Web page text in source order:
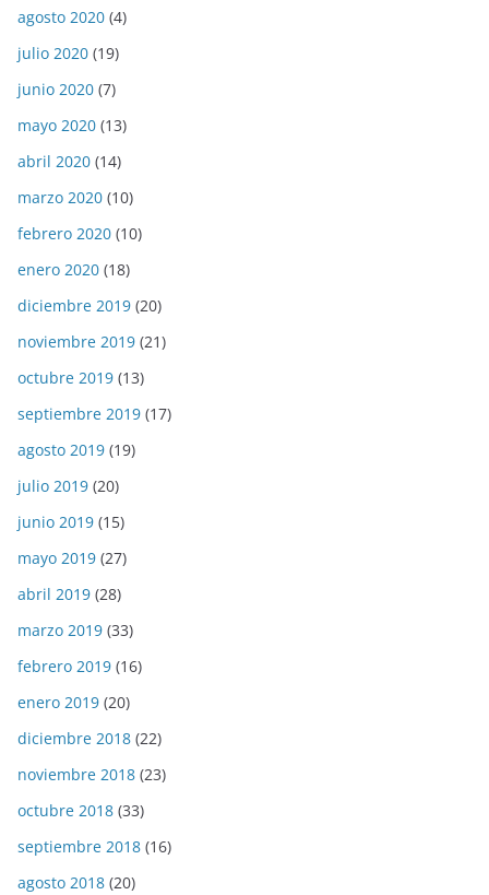
agosto 2020 (4)
julio 2020 (19)
junio 2020 (7)
mayo 2020 (13)
abril 2020 (14)
marzo 2020 (10)
febrero 2020 (10)
enero 2020 (18)
diciembre 2019 (20)
noviembre 2019 (21)
octubre 2019 (13)
septiembre 2019 (17)
agosto 2019 (19)
julio 2019 (20)
junio 2019 (15)
mayo 2019 (27)
abril 2019 (28)
marzo 2019 (33)
febrero 2019 (16)
enero 2019 (20)
diciembre 2018 (22)
noviembre 2018 (23)
octubre 2018 (33)
septiembre 2018 (16)
agosto 2018 (20)